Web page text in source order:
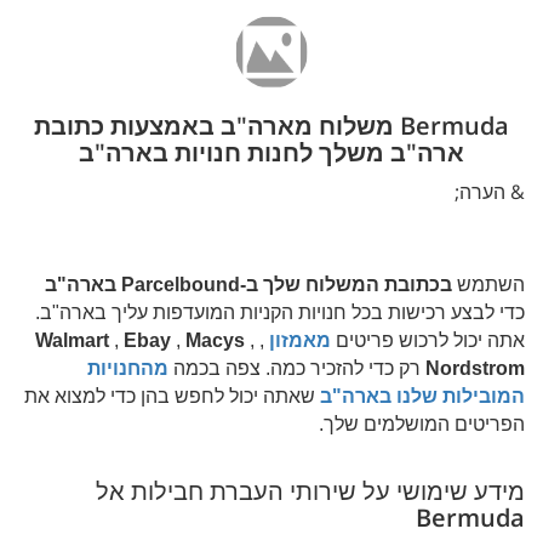
Bermuda משלוח מארה"ב באמצעות כתובת
ארה"ב משלך לחנות חנויות בארה"ב
& הערה;
השתמש בכתובת המשלוח שלך ב-Parcelbound בארה"ב
כדי לבצע רכישות בכל חנויות הקניות המועדפות עליך בארה"ב.
אתה יכול לרכוש פריטים מאמזון ,
Walmart , Ebay , Macys ,
Nordstrom רק כדי להזכיר כמה. צפה בכמה מהחנויות
המובילות שלנו בארה"ב שאתה יכול לחפש בהן כדי למצוא את
הפריטים המושלמים שלך.
מידע שימושי על שירותי העברת חבילות אל
Bermuda